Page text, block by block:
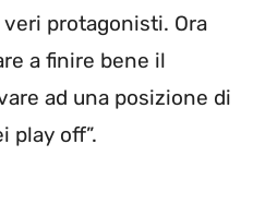
protagonisti. Ora
a finire bene il
ad una posizione di
play off”.